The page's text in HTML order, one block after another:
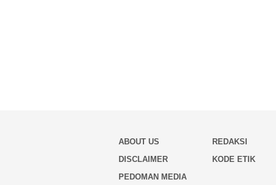
ABOUT US REDAKSI
DISCLAIMER
KODE ETIK
PEDOMAN MEDIA